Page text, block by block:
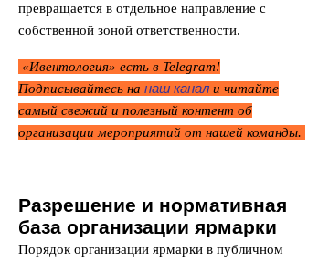
превращается в отдельное направление с
собственной зоной ответственности.
«Ивентология» есть в Telegram!
Подписывайтесь на наш канал и читайте
самый свежий и полезный контент об
организации мероприятий от нашей команды.
Разрешение и нормативная
база организации ярмарки
Порядок организации ярмарки в публичном